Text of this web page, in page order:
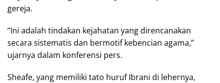
gereja.
“Ini adalah tindakan kejahatan yang direncanakan
secara sistematis dan bermotif kebencian agama,”
ujarnya dalam konferensi pers.
Sheafe, yang memiliki tato huruf Ibrani di lehernya,